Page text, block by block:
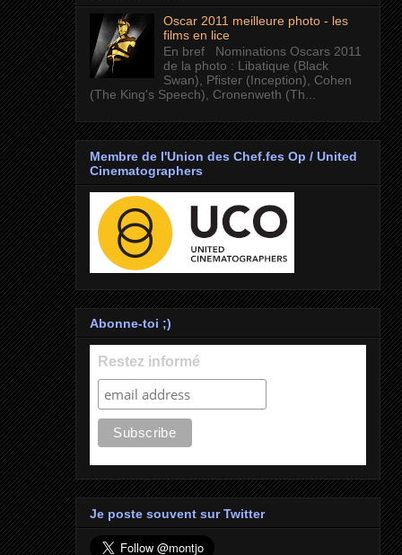
Oscar 2011 meilleure photo - les
films en lice
En bref Nominations Oscars 2011
de la photo : Libatique (Black
Swan), Pfister (Inception), Cohen
(The King's Speech), Cronenweth (Th...
Membre de l'Union des Chef.fes Op / United
Cinematographers
Abonne-toi ;)
Restez informé
Je poste souvent sur Twitter